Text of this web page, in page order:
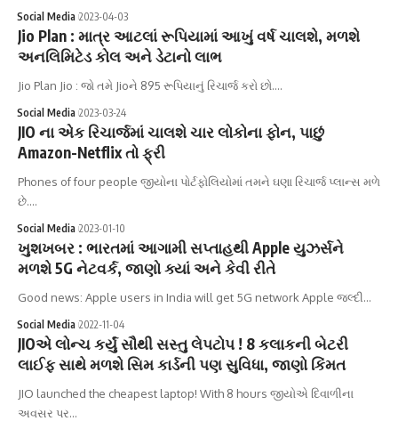
Social Media 2023-04-03
Jio Plan : માત્ર આટલાં રૂપિયામાં આખું વર્ષ ચાલશે, મળશે
અનલિમિટેડ કોલ અને ડેટાનો લાભ
Jio Plan Jio : જો તમે Jioને 895 રૂપિયાનું રિચાર્જ કરો છો.…
Social Media 2023-03-24
JIO ના એક રિચાર્જમાં ચાલશે ચાર લોકોના ફોન, પાછું
Amazon-Netflix તો ફ્રી
Phones of four people જીયોના પોર્ટફોલિયોમાં તમને ઘણા રિચાર્જ પ્લાન્સ મળે
છે.…
Social Media 2023-01-10
ખુશખબર : ભારતમાં આગામી સપ્તાહથી Apple યુઝર્સને
મળશે 5G નેટવર્ક, જાણો ક્યાં અને કેવી રીતે
Good news: Apple users in India will get 5G network Apple જલ્દી…
Social Media 2022-11-04
JIOએ લોન્ચ કર્યું સૌથી સસ્તુ લેપટોપ ! 8 કલાકની બેટરી
લાઈફ સાથે મળશે સિમ કાર્ડની પણ સુવિધા, જાણો કિંમત
JIO launched the cheapest laptop! With 8 hours જીયોએ દિવાળીના
અવસર પર…